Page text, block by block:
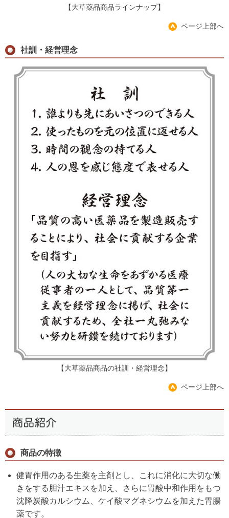
【大草薬品商品ラインナップ】
ページ上部へ
社訓・経営理念
【大草薬品商品の社訓・経営理念】
ページ上部へ
商品の特徴
健胃作用のある生薬を主剤とし、これに消化に大切な働
きをする胆汁エキスを加え、さらに胃酸中和作用をもつ
沈降炭酸カルシウム、ケイ酸マグネシウムを加えた胃腸
薬です。